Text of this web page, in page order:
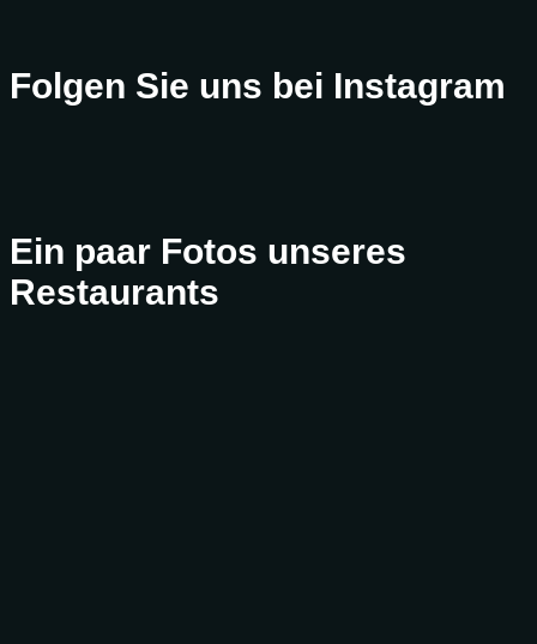
Folgen Sie uns bei Instagram
Ein paar Fotos unseres
Restaurants